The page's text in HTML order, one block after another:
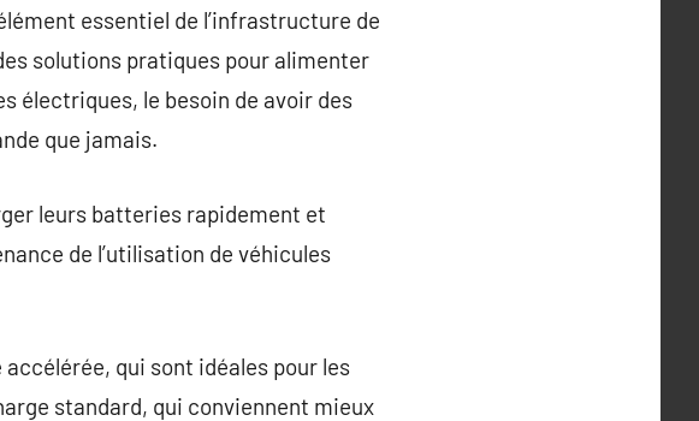
essentiel de l’infrastructure de
solutions pratiques pour alimenter
électriques, le besoin de avoir des
que jamais.
leurs batteries rapidement et
de l’utilisation de véhicules
qui sont idéales pour les
standard, qui conviennent mieux